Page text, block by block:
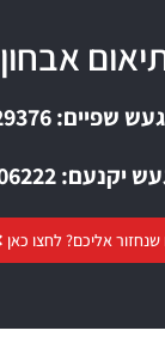
אבחון
09-9529376
073-3406222
שנחזור אליכם? לחצו כאן